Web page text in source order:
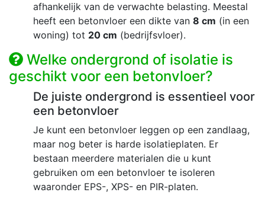
afhankelijk van de verwachte belasting. Meestal
heeft een betonvloer een dikte van 8 cm (in een
woning) tot 20 cm (bedrijfsvloer).
Welke ondergrond of isolatie is
geschikt voor een betonvloer?
De juiste ondergrond is essentieel voor
een betonvloer
Je kunt een betonvloer leggen op een zandlaag,
maar nog beter is harde isolatieplaten. Er
bestaan meerdere materialen die u kunt
gebruiken om een betonvloer te isoleren
waaronder EPS-, XPS- en PIR-platen.